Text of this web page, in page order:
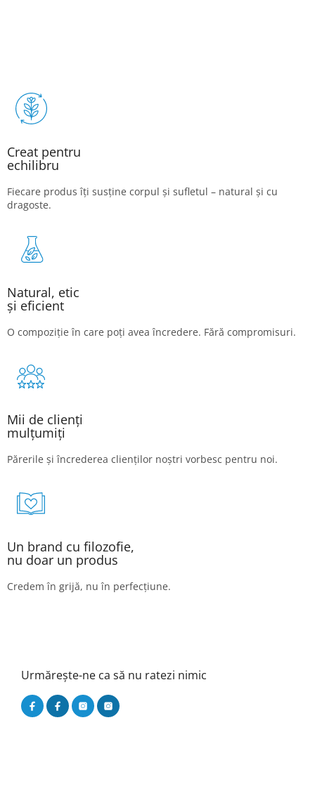
Creat pentru
echilibru
Fiecare produs îți susține corpul și sufletul – natural și cu
dragoste.
Natural, etic
și eficient
O compoziție în care poți avea încredere. Fără compromisuri.
Mii de clienți
mulțumiți
Părerile și încrederea clienților noștri vorbesc pentru noi.
Un brand cu filozofie,
nu doar un produs
Credem în grijă, nu în perfecțiune.
Urmărește-ne ca să nu ratezi nimic